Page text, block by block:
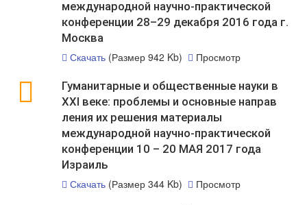
международной научно-практической
конференции 28–29 декабря 2016 года г.
Москва
Скачать(Размер 942 Kb) Просмотр
Гуманитарные и общественные науки в
XXI веке: проблемы и основные направ
ления их решения материалы
международной научно-практической
конференции 10 – 20 МАЯ 2017 года
Израиль
Скачать(Размер 344 Kb) Просмотр